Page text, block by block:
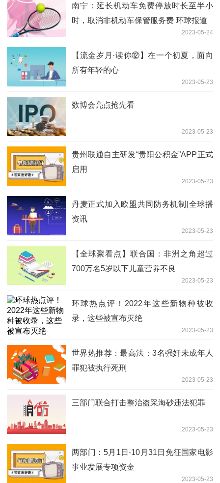
南宁：延长机动车免费停放时长至半小
时，取消非机动车保管服务费 环球报道
2023-05-24
【流金岁月·读你⑫】在一个初夏，面向
所有年轻的心
2023-05-23
数博会亮点抢先看
2023-05-23
贵州联通自主研发“贵阳公积金”APP正式
启用
2023-05-23
丹麦正式加入欧盟共同防务机制|全球播
资讯
2023-05-23
【全球聚看点】联合国：非洲之角超过
700万名5岁以下儿童营养不良
2023-05-23
环球热点评！2022年这些新物种被收
录，这些被宣布灭绝
2023-05-23
世界热推荐：最高法：3名强奸未成年人
罪犯被执行死刑
2023-05-23
三部门联合打击整治盗采海砂违法犯罪
2023-05-23
两部门：5月1日-10月31日免征国家电影
事业发展专项资金
2023-05-23